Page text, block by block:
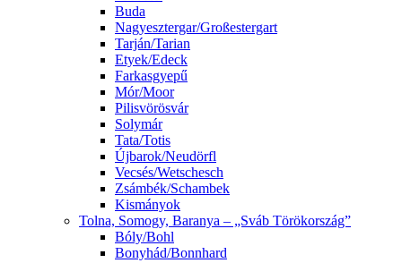
Buda
Nagyesztergar/Großestergart
Tarján/Tarian
Etyek/Edeck
Farkasgyepű
Mór/Moor
Pilisvörösvár
Solymár
Tata/Totis
Újbarok/Neudörfl
Vecsés/Wetschesch
Zsámbék/Schambek
Kismányok
Tolna, Somogy, Baranya – „Sváb Törökország”
Bóly/Bohl
Bonyhád/Bonnhard